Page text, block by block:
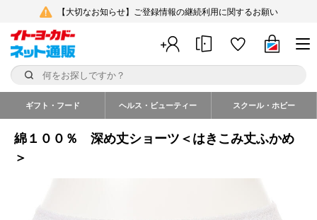
【大切なお知らせ】ご登録情報の継続利用に関するお願い
ギフト・フード ヘルス・ビューティー スクール・ホビー
綿１００％ 深め丈ショーツ＜はきこみ丈ふかめ
＞